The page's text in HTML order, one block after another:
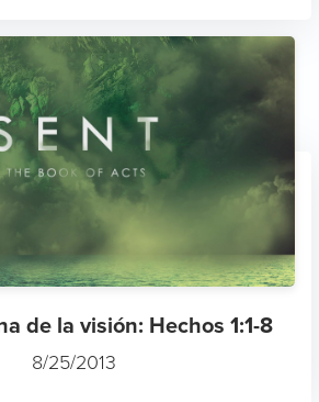
de la visión: Hechos 1:1-8
8/25/2013